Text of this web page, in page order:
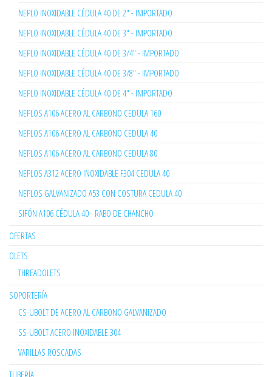
NEPLO INOXIDABLE CÉDULA 40 DE 2" - IMPORTADO
NEPLO INOXIDABLE CÉDULA 40 DE 3" - IMPORTADO
NEPLO INOXIDABLE CÉDULA 40 DE 3/4" - IMPORTADO
NEPLO INOXIDABLE CÉDULA 40 DE 3/8" - IMPORTADO
NEPLO INOXIDABLE CÉDULA 40 DE 4" - IMPORTADO
NEPLOS A106 ACERO AL CARBONO CEDULA 160
NEPLOS A106 ACERO AL CARBONO CEDULA 40
NEPLOS A106 ACERO AL CARBONO CEDULA 80
NEPLOS A312 ACERO INOXIDABLE F304 CEDULA 40
NEPLOS GALVANIZADO A53 CON COSTURA CEDULA 40
SIFÓN A106 CÉDULA 40 - RABO DE CHANCHO
OFERTAS
OLETS
THREADOLETS
SOPORTERÍA
CS-UBOLT DE ACERO AL CARBONO GALVANIZADO
SS-UBOLT ACERO INOXIDABLE 304
VARILLAS ROSCADAS